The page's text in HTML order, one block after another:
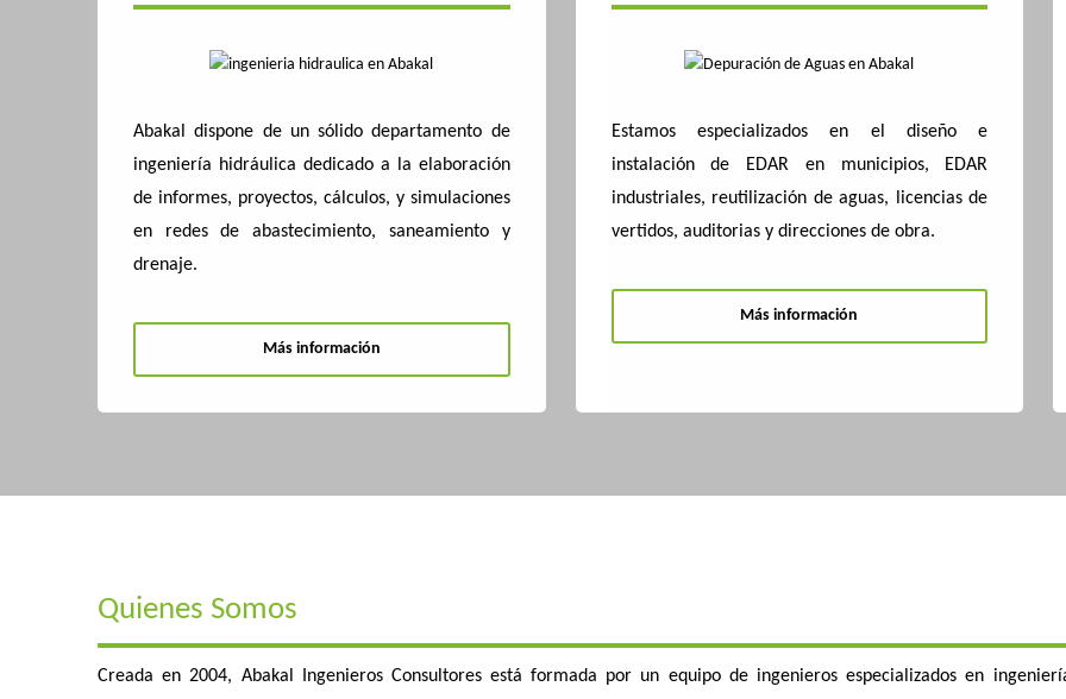
Abakal dispone de un sólido departamento de
ingeniería hidráulica dedicado a la elaboración
de informes, proyectos, cálculos, y simulaciones
en redes de abastecimiento, saneamiento y
drenaje.
Más información
Estamos especializados en el diseño e
instalación de EDAR en municipios, EDAR
industriales, reutilización de aguas, licencias de
vertidos, auditorias y direcciones de obra.
Más información
Quienes Somos
Creada en 2004, Abakal Ingenieros Consultores está formada por un equipo de ingenieros especializados en